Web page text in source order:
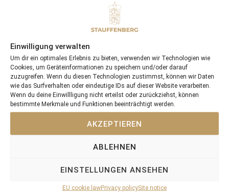
Einwilligung verwalten
Um dir ein optimales Erlebnis zu bieten, verwenden wir Technologien wie
Cookies, um Geräteinformationen zu speichern und/oder darauf
zuzugreifen. Wenn du diesen Technologien zustimmst, können wir Daten
wie das Surfverhalten oder eindeutige IDs auf dieser Website verarbeiten.
Wenn du deine Einwillligung nicht erteilst oder zurückziehst, können
bestimmte Merkmale und Funktionen beeinträchtigt werden.
AKZEPTIEREN
ABLEHNEN
EINSTELLUNGEN ANSEHEN
EU cookie lawPrivacy policySite notice
Salonlove
Lawman
Storm
Invincible
Spirit
Laramie